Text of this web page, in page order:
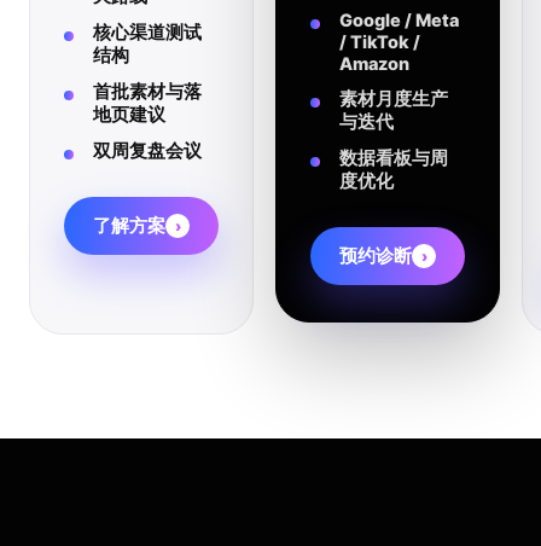
核心渠道测试
结构
首批素材与落
地页建议
双周复盘会议
了解方案 ›
Google / Meta
/ TikTok /
Amazon
素材月度生产
与迭代
数据看板与周
度优化
预约诊断 ›